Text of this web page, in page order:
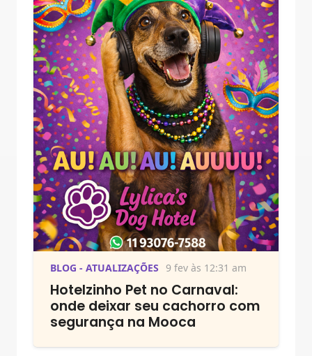
BLOG - ATUALIZAÇÕES 9 fev às 12:31 am
Hotelzinho Pet no Carnaval:
onde deixar seu cachorro com
segurança na Mooca